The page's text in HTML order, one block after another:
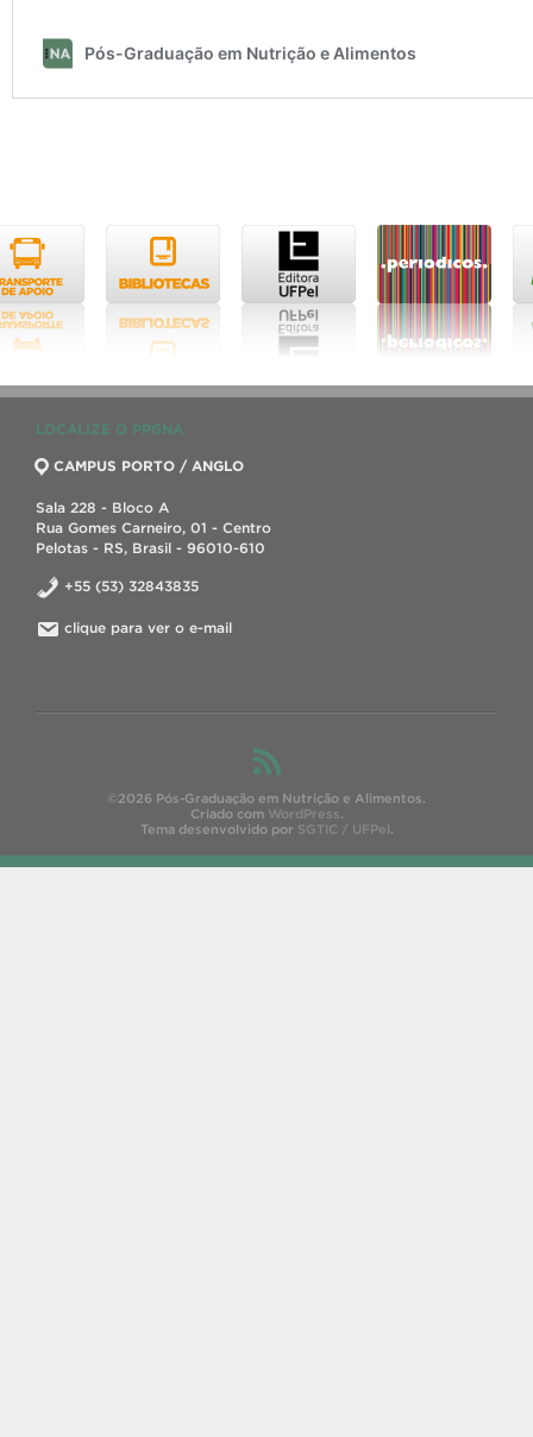
LOCALIZE O PPGNA
CAMPUS PORTO / ANGLO
Sala 228 - Bloco A
Rua Gomes Carneiro, 01 - Centro
Pelotas - RS, Brasil - 96010-610
+55 (53) 32843835
clique para ver o e-mail
©2026 Pós-Graduação em Nutrição e Alimentos.
Criado com WordPress.
Tema desenvolvido por SGTIC / UFPel.